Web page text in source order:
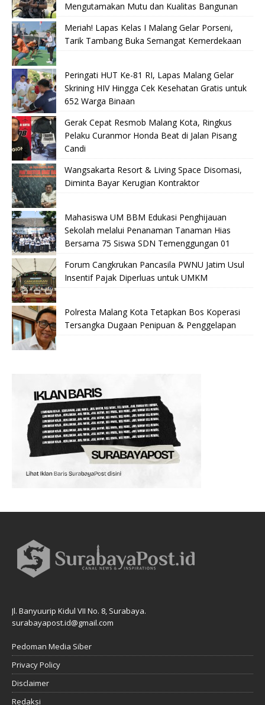
Mengutamakan Mutu dan Kualitas Bangunan
Meriah! Lapas Kelas I Malang Gelar Porseni,
Tarik Tambang Buka Semangat Kemerdekaan
Peringati HUT Ke-81 RI, Lapas Malang Gelar
Skrining HIV Hingga Cek Kesehatan Gratis untuk
652 Warga Binaan
Gerak Cepat Resmob Malang Kota, Ringkus
Pelaku Curanmor Honda Beat di Jalan Pisang
Candi
Wangsakarta Resort & Living Space Disomasi,
Diminta Bayar Kerugian Kontraktor
Mahasiswa UM BBM Edukasi Penghijauan
Sekolah melalui Penanaman Tanaman Hias
Bersama 75 Siswa SDN Temenggungan 01
Forum Cangkrukan Pancasila PWNU Jatim Usul
Insentif Pajak Diperluas untuk UMKM
Polresta Malang Kota Tetapkan Bos Koperasi
Tersangka Dugaan Penipuan & Penggelapan
Jl. Banyuurip Kidul VII No. 8, Surabaya.
surabayapost.id@gmail.com
Pedoman Media Siber
Privacy Policy
Disclaimer
Redaksi